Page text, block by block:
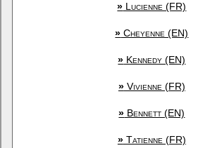
» Lucienne (FR)
» Cheyenne (EN)
» Kennedy (EN)
»Vivienne (FR)
» Bennett (EN)
»Tatienne (FR)